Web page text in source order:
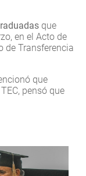
que
en el Acto de
de Transferencia
que
pensó que